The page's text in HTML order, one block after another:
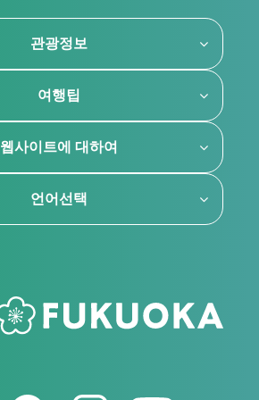
관광정보
여행팁
웹사이트에 대하여
언어선택